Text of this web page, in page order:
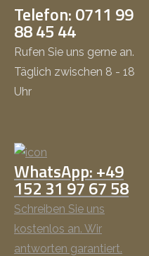
Telefon: 0711 99
88 45 44
Rufen Sie uns gerne an.
Täglich zwischen 8 - 18
Uhr
WhatsApp: +49
152 31 97 67 58
Schreiben Sie uns
kostenlos an. Wir
antworten garantiert.